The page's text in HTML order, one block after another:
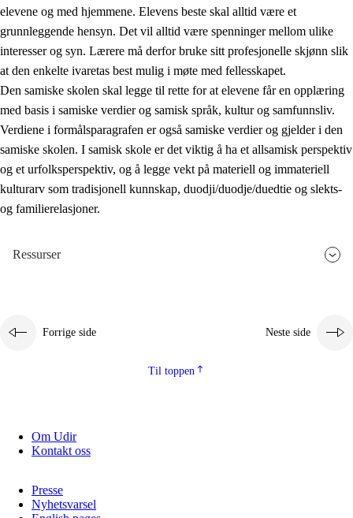
1.5 Respekt for naturen og miljøbevissthet
1.6 Demokrati og medvirkning
elevene og med hjemmene. Elevens beste skal alltid være et
grunnleggende hensyn. Det vil alltid være spenninger mellom ulike
interesser og syn. Lærere må derfor bruke sitt profesjonelle skjønn slik
at den enkelte ivaretas best mulig i møte med fellesskapet.
Den samiske skolen skal legge til rette for at elevene får en opplæring
med basis i samiske verdier og samisk språk, kultur og samfunnsliv.
Verdiene i formålsparagrafen er også samiske verdier og gjelder i den
samiske skolen. I samisk skole er det viktig å ha et allsamisk perspektiv
og et urfolksperspektiv, og å legge vekt på materiell og immateriell
kulturarv som tradisjonell kunnskap, duodji/duodje/duedtie og slekts-
og familierelasjoner.
Ressurser
Forrige side Neste side
Til toppen
Om Udir
Kontakt oss
Presse
Nyhetsvarsel